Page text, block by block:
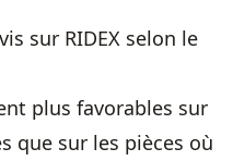
sur RIDEX selon le
plus favorables sur
que sur les pièces où